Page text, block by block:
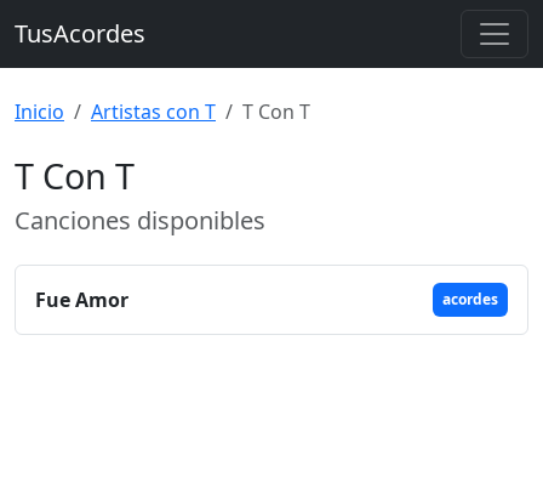
TusAcordes
Inicio Artistas con T T Con T
T Con T
Canciones disponibles
Fue Amor acordes